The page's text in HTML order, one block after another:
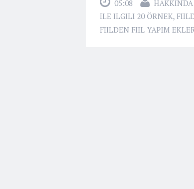
05:08
ILE ILGILI 20 ÖRNEK,
FIILDEN FIIL YAPIM